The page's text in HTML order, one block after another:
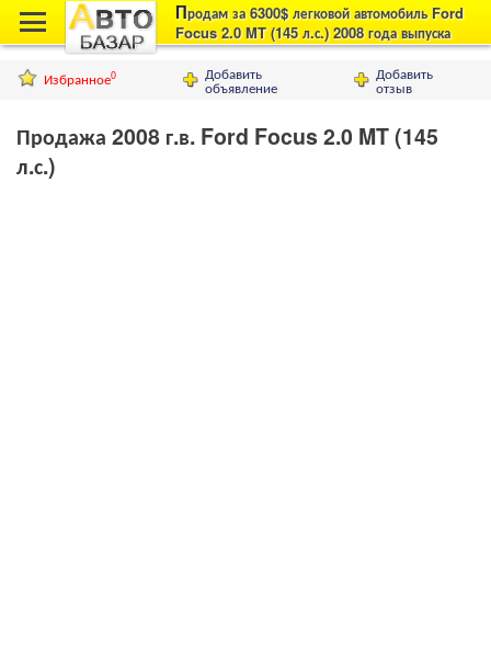
Продам за 6300$ легковой автомобиль Ford
Focus 2.0 MT (145 л.с.) 2008 года выпуска
Добавить
отзыв
Добавить
объявление
Избранное0
Продажа 2008 г.в. Ford Focus 2.0 MT (145
л.с.)